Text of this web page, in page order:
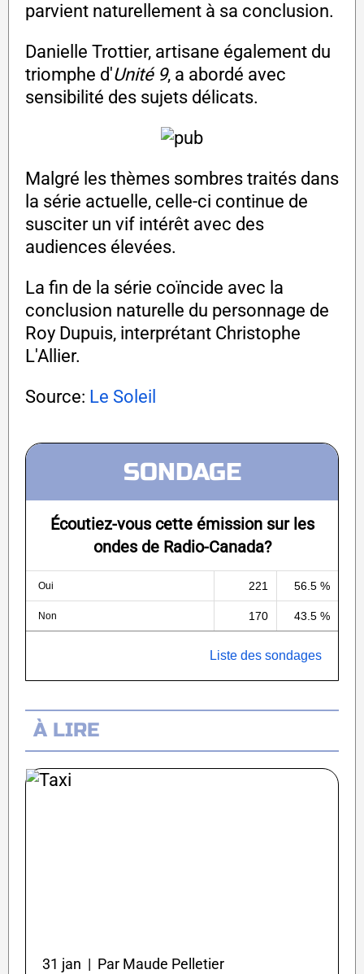
parvient naturellement à sa conclusion.
Danielle Trottier, artisane également du
triomphe d'Unité 9, a abordé avec
sensibilité des sujets délicats.
Malgré les thèmes sombres traités dans
la série actuelle, celle-ci continue de
susciter un vif intérêt avec des
audiences élevées.
La fin de la série coïncide avec la
conclusion naturelle du personnage de
Roy Dupuis, interprétant Christophe
L'Allier.
Source: Le Soleil
SONDAGE
Écoutiez-vous cette émission sur les
ondes de Radio-Canada?
Oui 221 56.5 %
Non 170 43.5 %
Liste des sondages
À LIRE
31 jan | Par Maude Pelletier